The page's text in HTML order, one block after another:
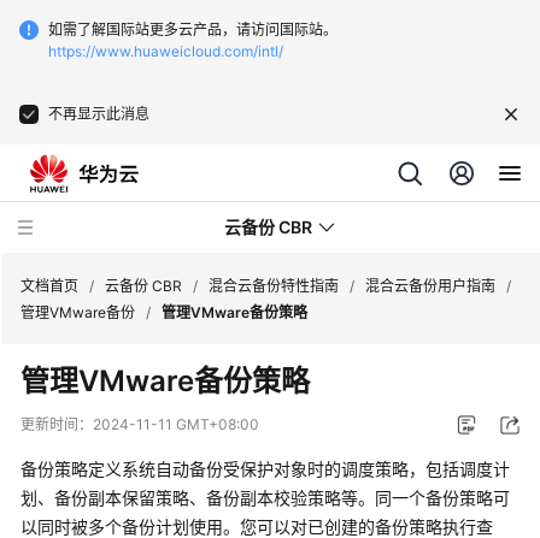
如需了解国际站更多云产品，请访问国际站。
https://www.huaweicloud.com/intl/
不再显示此消息
云备份 CBR
新
动
服
务
文档首页 / 云备份 CBR / 混合云备份特性指南 / 混合云备份用户指南 /
管理VMware备份 / 管理VMware备份策略
管理VMware备份策略
更新时间： 2024-11-11 GMT+08:00
备份策略定义系统自动备份受保护对象时的调度策略，包括调度计
划、备份副本保留策略、备份副本校验策略等。同一个备份策略可
以同时被多个备份计划使用。您可以对已创建的备份策略执行查